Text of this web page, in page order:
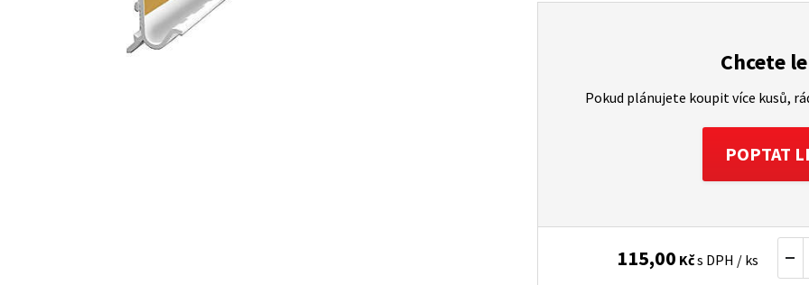
Chcete
Pokud plánujete koupit více kusů,
POPTAT
115,00 Kčs DPH / ks